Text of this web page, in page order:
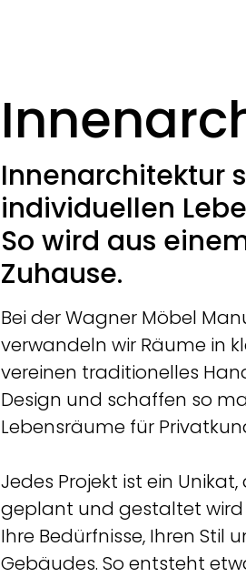
Innenarchitektur
individuellen
So wird aus
Zuhause.
Bei der Wagner Möbel
verwandeln wir Räume in
vereinen traditionelles
Design und schaffen so
Lebensräume für
Jedes Projekt ist ein
geplant und gestaltet
Ihre Bedürfnisse, Ihren Stil
Gebäudes. So entsteht